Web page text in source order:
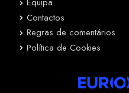
Contactos
Regras de comentários
Política de Cookies